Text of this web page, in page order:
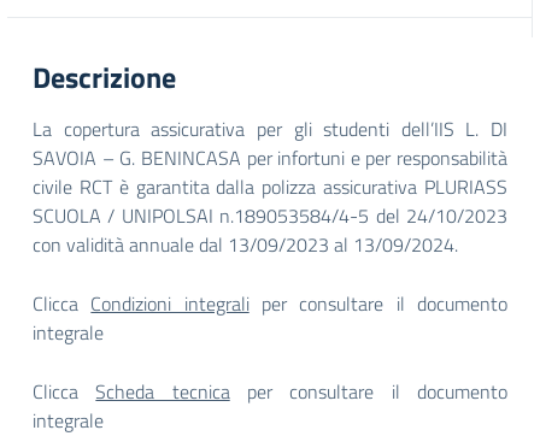
Descrizione
La copertura assicurativa per gli studenti dell’IIS L. DI
SAVOIA – G. BENINCASA per infortuni e per responsabilità
civile RCT è garantita dalla polizza assicurativa PLURIASS
SCUOLA / UNIPOLSAI n.189053584/4-5 del 24/10/2023
con validità annuale dal 13/09/2023 al 13/09/2024.
Clicca Condizioni integraliper consultare il documento
integrale
CliccaScheda tecnicaper consultare il documento
integrale